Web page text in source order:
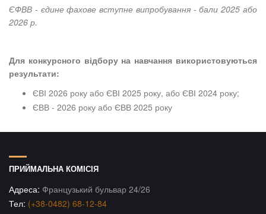
ЄФВВ - єдине фахове вступне випробування - бали 2025 або
2026 р.
Для конкурсного відбору на навчання використовуються
результати:
ЄВІ 2026 року або ЄВІ 2025 року, або ЄВІ 2024 року;
ЄВВ - 2026 року або ЄВВ 2025 року
ПРИЙМАЛЬНА КОМІСІЯ
Адреса: Французький бульвар 24/26
Тел: (+38-0482) 68-12-84